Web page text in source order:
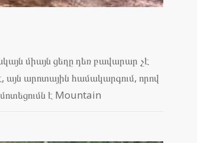
միայն ցեղը դեռ բավարար չէ
այն արոտային համակարգում, որով
է Mountain